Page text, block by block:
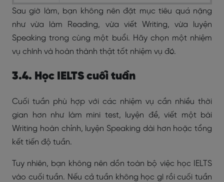
Sau giờ làm, bạn không nên đặt mục tiêu quá nặng
như vừa làm Reading, vừa viết Writing, vừa luyện
Speaking trong cùng một buổi. Hãy chọn một nhiệm
vụ chính và hoàn thành thật tốt nhiệm vụ đó.
3.4. Học IELTS cuối tuần
Cuối tuần phù hợp với các nhiệm vụ cần nhiều thời
gian hơn như làm mini test, luyện đề, viết một bài
Writing hoàn chỉnh, luyện Speaking dài hơn hoặc tổng
kết tiến độ tuần.
Tuy nhiên, bạn không nên dồn toàn bộ việc học IELTS
vào cuối tuần. Nếu cả tuần không học gì rồi cuối tuần